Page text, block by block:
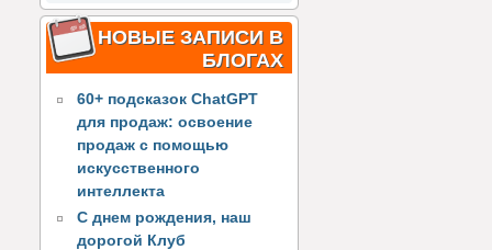
НОВЫЕ ЗАПИСИ В
БЛОГАХ
60+ подсказок ChatGPT
для продаж: освоение
продаж с помощью
искусственного
интеллекта
С днем рождения, наш
дорогой Клуб